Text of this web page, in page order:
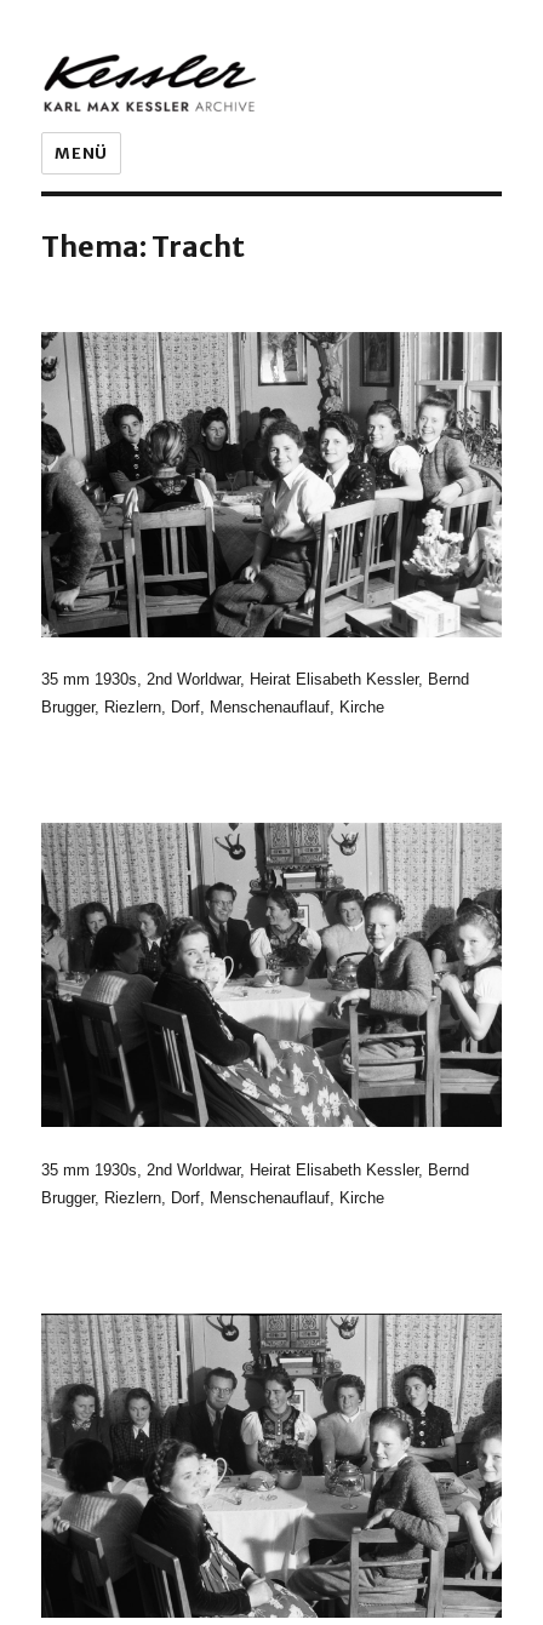
KARL MAX KESSLER ARCHIVE
MENÜ
Thema: Tracht
35 mm 1930s, 2nd Worldwar, Heirat Elisabeth Kessler, Bernd
Brugger, Riezlern, Dorf, Menschenauflauf, Kirche
35 mm 1930s, 2nd Worldwar, Heirat Elisabeth Kessler, Bernd
Brugger, Riezlern, Dorf, Menschenauflauf, Kirche